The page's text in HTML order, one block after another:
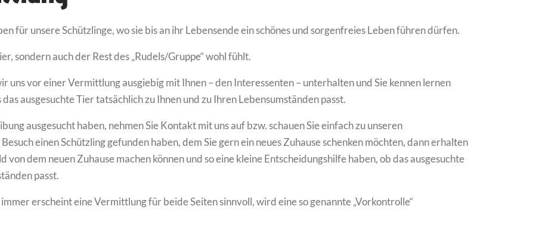
für unsere Schützlinge, wo sie bis an ihr Lebensende ein schönes und sorgenfreies Leben führen dürfen.
sondern auch der Rest des „Rudels/Gruppe“ wohl fühlt.
uns vor einer Vermittlung ausgiebig mit Ihnen – den Interessenten – unterhalten und Sie kennen lernen
ausgesuchte Tier tatsächlich zu Ihnen und zu Ihren Lebensumständen passt.
ausgesucht haben, nehmen Sie Kontakt mit uns auf bzw. schauen Sie einfach zu unseren
einen Schützling gefunden haben, dem Sie gern ein neues Zuhause schenken möchten, dann erhalten
von dem neuen Zuhause machen können und so eine kleine Entscheidungshilfe haben, ob das ausgesuchte
passt.
erscheint eine Vermittlung für beide Seiten sinnvoll, wird eine so genannte „Vorkontrolle“